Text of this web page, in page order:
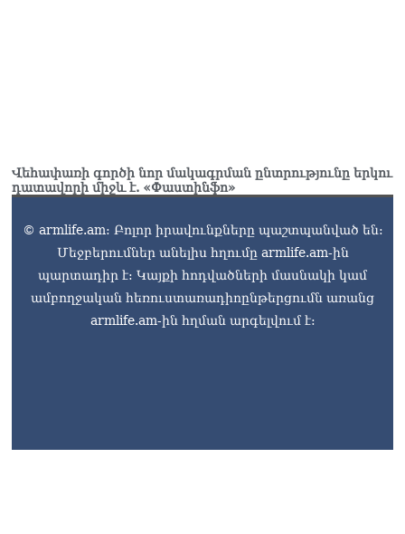
Վեհափառի գործի նոր մակագրման ընտրությունը երկու
դատավորի միջև է. «Փաստինֆո»
© armlife.am: Բոլոր իրավունքները պաշտպանված են:
Մեջբերումներ անելիս հղումը armlife.am-ին
պարտադիր է: Կայքի հոդվածների մասնակի կամ
ամբողջական հեռուստառադիոընթերցումն առանց
armlife.am-ին հղման արգելվում է: